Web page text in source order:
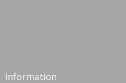
Information